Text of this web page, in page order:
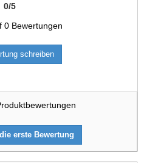
0/5
0 Bewertungen
schreiben
erste Bewertung